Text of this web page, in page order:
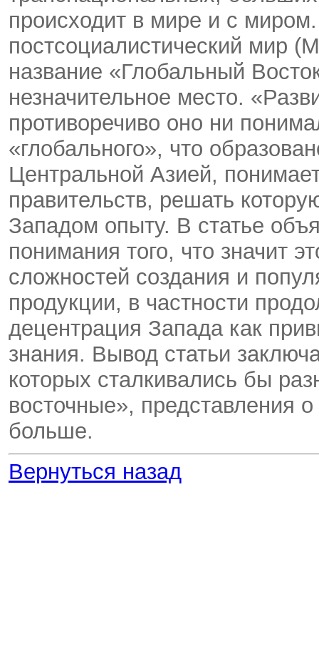
происходит в мире и с
постсоциалистический мир
название «Глобальный
незначительное место.
противоречиво оно ни
«глобального», что
Центральной Азией,
правительств, решать
Западом опыту. В статье
понимания того, что значит
сложностей создания и
продукции, в частности
децентрация Запада как
знания. Вывод статьи
которых сталкивались бы
восточные», представления
больше.
Вернуться назад